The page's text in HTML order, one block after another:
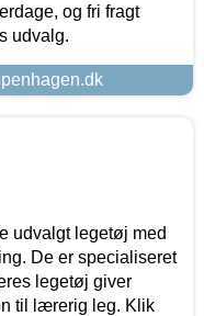
og fri fragt
udvalg.
udvalgt legetøj med
De er specialiseret
legetøj giver
til lærerig leg. Klik